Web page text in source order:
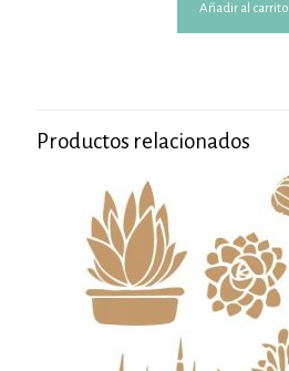
Añadir al carrito
Productos relacionados